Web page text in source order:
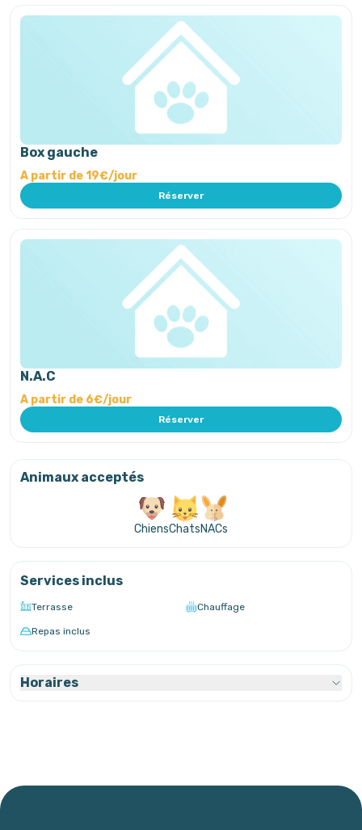
Box gauche
A partir de 19€/jour
Réserver
N.A.C
A partir de 6€/jour
Réserver
Animaux acceptés
ChiensChatsNACs
Services inclus
Terrasse Chauffage
Repas inclus
Horaires